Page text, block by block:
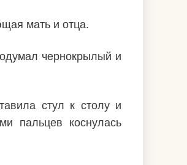
мать и отца.
чернокрылый и
стул к столу и
пальцев коснулась